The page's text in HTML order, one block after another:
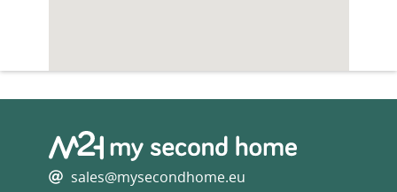
sales@mysecondhome.eu